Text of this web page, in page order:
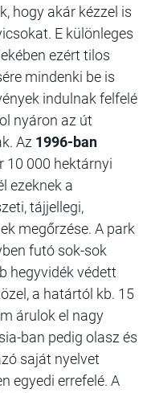
hogy akár kézzel is
E különleges
ezért tilos
mindenki be is
indulnak felfelé
nyáron az út
Az 1996-ban
10 000 hektárnyi
ezeknek a
tájjellegi,
megőrzése. A park
futó sok-sok
hegyvidék védett
a határtól kb. 15
árulok el nagy
ban pedig olasz és
saját nyelvet
egyedi errefelé. A